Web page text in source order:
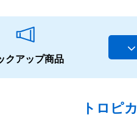
クアップ商品
トロピ